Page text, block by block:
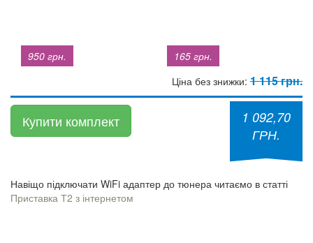
950 грн.
165 грн.
Ціна без знижки: 1 115 грн.
Купити комплект
1 092,70
ГРН.
Навіщо підключати WiFi адаптер до тюнера читаємо в статті
Приставка Т2 з інтернетом